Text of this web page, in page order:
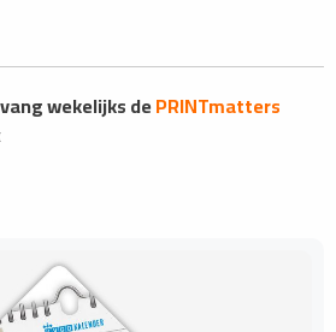
wekelijks dePRINTmatters